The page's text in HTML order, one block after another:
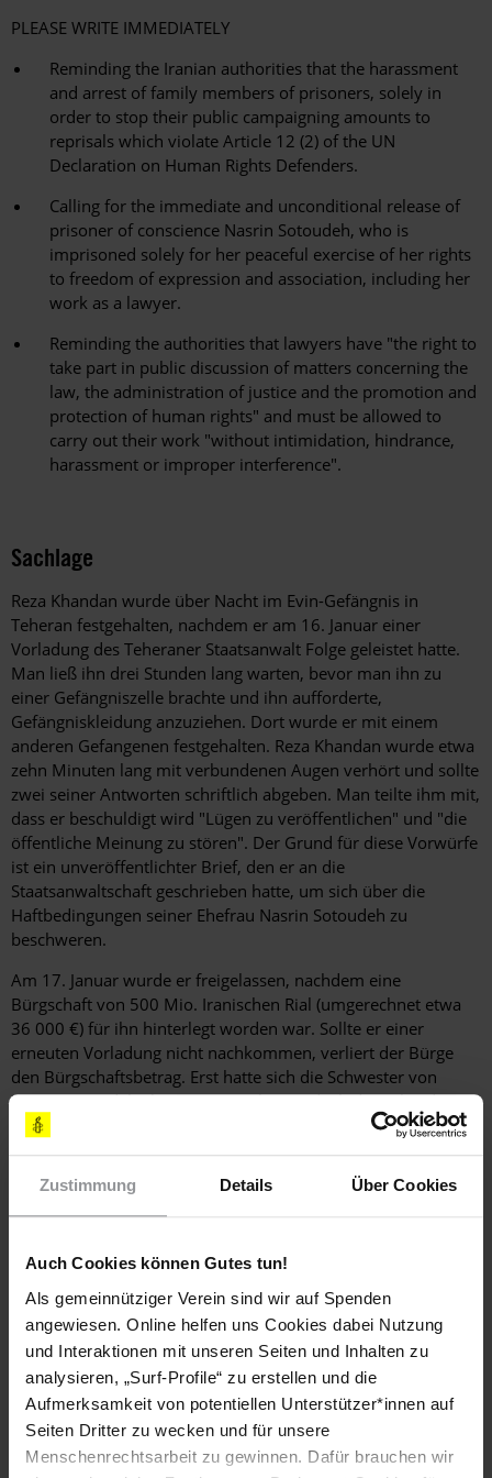
Zustimmung Details Über Cookies
Auch Cookies können Gutes tun!
Als gemeinnütziger Verein sind wir auf Spenden
angewiesen. Online helfen uns Cookies dabei Nutzung
und Interaktionen mit unseren Seiten und Inhalten zu
analysieren, „Surf-Profile“ zu erstellen und die
Aufmerksamkeit von potentiellen Unterstützer*innen auf
Seiten Dritter zu wecken und für unsere
Menschenrechtsarbeit zu gewinnen. Dafür brauchen wir
PLEASE WRITE IMMEDIATELY
Reminding the Iranian authorities that the harassment
and arrest of family members of prisoners, solely in
order to stop their public campaigning amounts to
reprisals which violate Article 12 (2) of the UN
Declaration on Human Rights Defenders.
Calling for the immediate and unconditional release of
prisoner of conscience Nasrin Sotoudeh, who is
imprisoned solely for her peaceful exercise of her rights
to freedom of expression and association, including her
work as a lawyer.
Reminding the authorities that lawyers have "the right to
take part in public discussion of matters concerning the
law, the administration of justice and the promotion and
protection of human rights" and must be allowed to
carry out their work "without intimidation, hindrance,
harassment or improper interference".
Sachlage
Reza Khandan wurde über Nacht im Evin-Gefängnis in
Teheran festgehalten, nachdem er am 16. Januar einer
Vorladung des Teheraner Staatsanwalt Folge geleistet hatte.
Man ließ ihn drei Stunden lang warten, bevor man ihn zu
einer Gefängniszelle brachte und ihn aufforderte,
Gefängniskleidung anzuziehen. Dort wurde er mit einem
anderen Gefangenen festgehalten. Reza Khandan wurde etwa
zehn Minuten lang mit verbundenen Augen verhört und sollte
zwei seiner Antworten schriftlich abgeben. Man teilte ihm mit,
dass er beschuldigt wird "Lügen zu veröffentlichen" und "die
öffentliche Meinung zu stören". Der Grund für diese Vorwürfe
ist ein unveröffentlichter Brief, den er an die
Staatsanwaltschaft geschrieben hatte, um sich über die
Haftbedingungen seiner Ehefrau Nasrin Sotoudeh zu
beschweren.
Am 17. Januar wurde er freigelassen, nachdem eine
Bürgschaft von 500 Mio. Iranischen Rial (umgerechnet etwa
36 000 €) für ihn hinterlegt worden war. Sollte er einer
erneuten Vorladung nicht nachkommen, verliert der Bürge
den Bürgschaftsbetrag. Erst hatte sich die Schwester von
Nasrin Sotoudeh als Bürgin angeboten, doch die Behörden
hielten sie nicht für geeignet, deshalb musste ein anderer
Bürge gefunden werden. Reza Khandan drohen weitere
Schikanen und möglicherweise ein Gerichtsverfahren mit
einer anschließenden Haftstrafe.
Reza Khandan wurde vorgeladen, nachdem seine Ehefrau
jährigen Berufsverbot als Rechtsanwältin und einem
Ausreiseverbot verurteilt wurde.
Hintergrundinformation
Hintergrund
Im Artikel 12(2) der UN-Erklärung zum Schutz von
Menschenrechtsverteidigern heißt es, "[d]ie Staaten ergreifen
alle notwendigen Maßnahmen, um sicherzustellen, daß die